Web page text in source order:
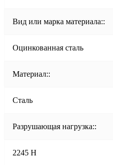
Вид или марка материала::
Оцинкованная сталь
Материал::
Сталь
Разрушающая нагрузка::
2245 Н